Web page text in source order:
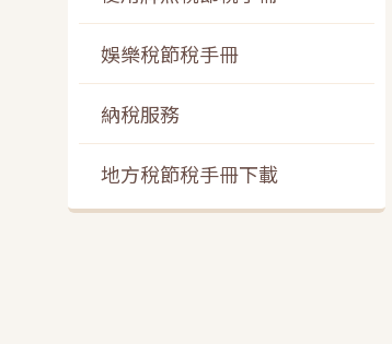
娛樂稅節稅手冊
納稅服務
地方稅節稅手冊下載